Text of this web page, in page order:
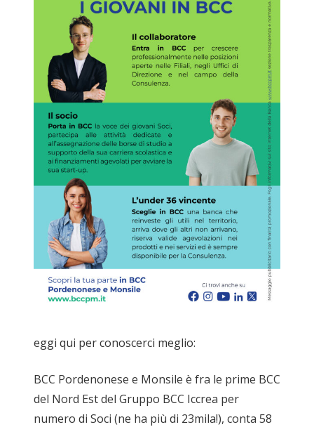
eggi qui per conoscerci meglio:
BCC Pordenonese e Monsile è fra le prime BCC
del Nord Est del Gruppo BCC Iccrea per
numero di Soci (ne ha più di 23mila!), conta 58